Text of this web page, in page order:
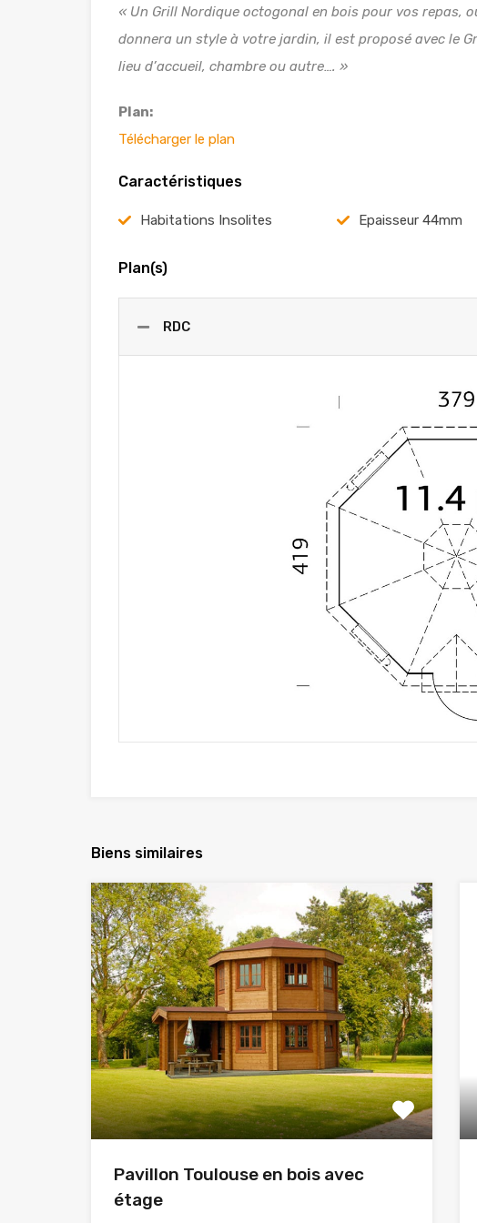
« Un Grill Nordique octogonal en bois pour vos repas,
donnera un style à votre jardin, il est proposé avec le
lieu d’accueil, chambre ou autre…. »
Plan:
Télécharger le plan
Caractéristiques
Habitations Insolites Epaisseur 44mm
Plan(s)
RDC
Biens similaires
Pavillon Toulouse en bois avec
étage